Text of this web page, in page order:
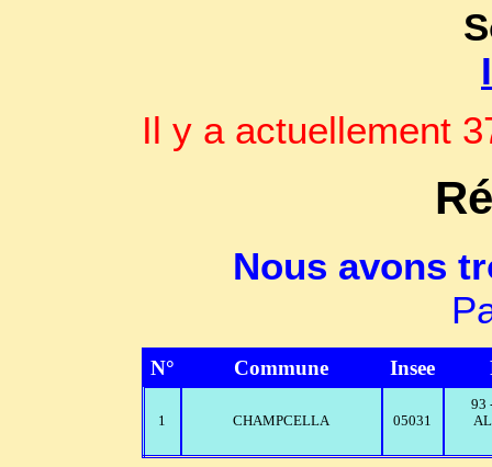
Il y a actuellement
Nous avons
N° Commune Insee
1 CHAMPCELLA 05031
93